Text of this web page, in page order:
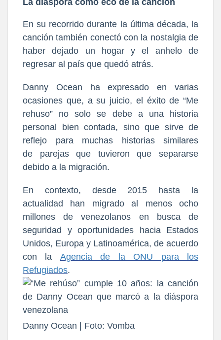
En su recorrido durante la última década, la
canción también conectó con la nostalgia de
haber dejado un hogar y el anhelo de
regresar al país que quedó atrás.
Danny Ocean ha expresado en varias
ocasiones que, a su juicio, el éxito de “Me
rehuso” no solo se debe a una historia
personal bien contada, sino que sirve de
reflejo para muchas historias similares
de
parejas que tuvieron que separarse
debido a la migración.
En contexto, desde 2015 hasta la
actualidad
han migrado al menos ocho
millones de venezolanos
en busca de
seguridad y oportunidades hacia Estados
Unidos, Europa y Latinoamérica, de acuerdo
con la
Agencia de la ONU para los
Refugiados.
Danny Ocean | Foto: Vomba